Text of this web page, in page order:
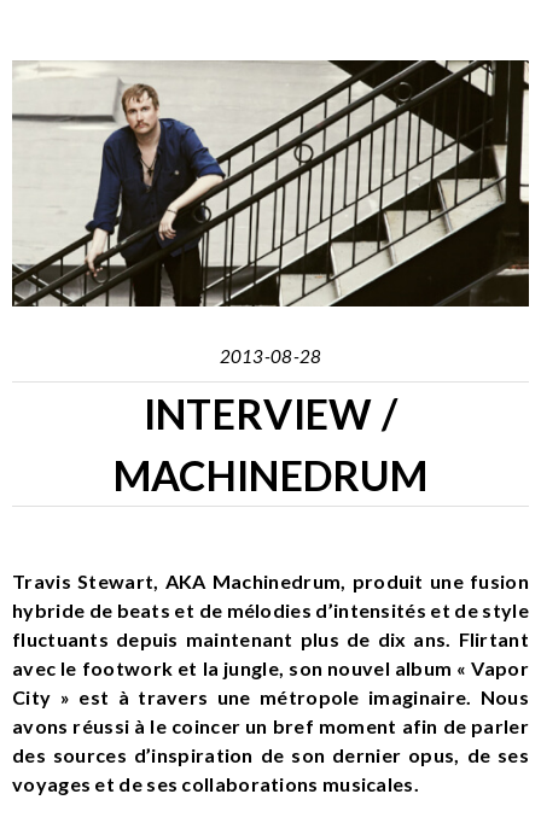
2013-08-28
INTERVIEW /
MACHINEDRUM
Travis Stewart, AKA Machinedrum, produit une fusion
hybride de beats et de mélodies d’intensités et de style
fluctuants depuis maintenant plus de dix ans. Flirtant
avec le footwork et la jungle, son nouvel album « Vapor
City » est à travers une métropole imaginaire. Nous
avons réussi à le coincer un bref moment afin de parler
des sources d’inspiration de son dernier opus, de ses
voyages et de ses collaborations musicales.